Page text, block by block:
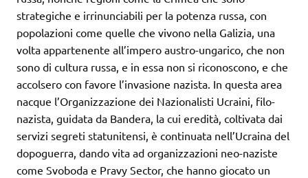
strategiche e irrinunciabili per la potenza russa, con
popolazioni come quelle che vivono nella Galizia, una
volta appartenente all’impero austro-ungarico, che non
sono di cultura russa, e in essa non si riconoscono, e che
accolsero con favore l’invasione nazista. In questa area
nacque l’Organizzazione dei Nazionalisti Ucraini, filo-
nazista, guidata da Bandera, la cui eredità, coltivata dai
servizi segreti statunitensi, è continuata nell’Ucraina del
dopoguerra, dando vita ad organizzazioni neo-naziste
come Svoboda e Pravy Sector, che hanno giocato un